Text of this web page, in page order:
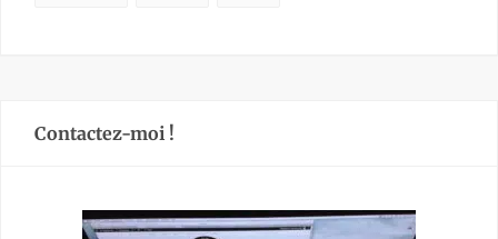
Contactez-moi !